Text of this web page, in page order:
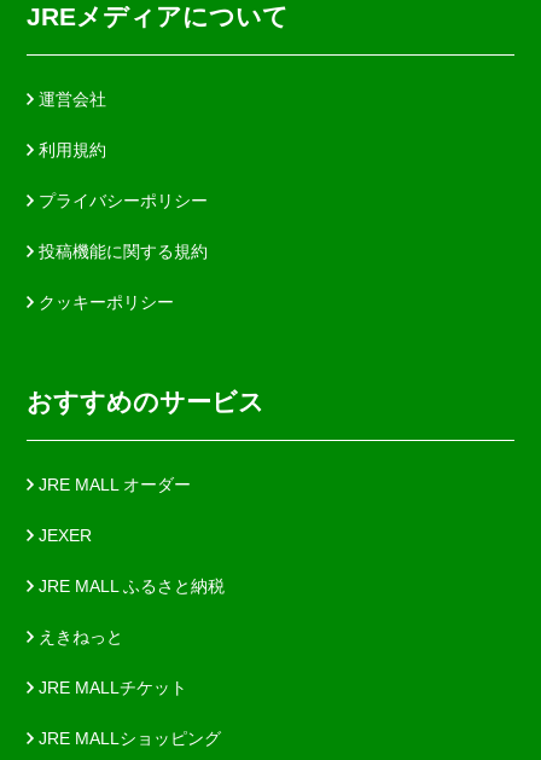
JREメディアについて
運営会社
利用規約
プライバシーポリシー
投稿機能に関する規約
クッキーポリシー
おすすめのサービス
JRE MALL オーダー
JEXER
JRE MALL ふるさと納税
えきねっと
JRE MALLチケット
JRE MALLショッピング